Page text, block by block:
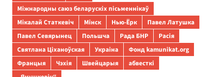
Міжнародны саюз беларускіх пісьменнікаў
Мікалай Статкевіч
Мінск Нью-Ёрк
Павел Латушка
Павел Севярынец
Польшча Рада БНР
Расія
Святлана Ціханоўская
Украіна
Фонд kamunikat.org
Францыя
Чэхія Швейцарыя
абвесткі